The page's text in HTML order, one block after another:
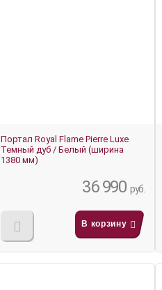
Портал Royal Flame Pierre Luxe
Темный дуб / Белый (ширина
1380 мм)
36 990 руб.
В корзину